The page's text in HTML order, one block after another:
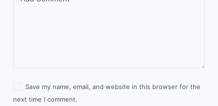
Save my name, email, and website in this browser for the
next time I comment.